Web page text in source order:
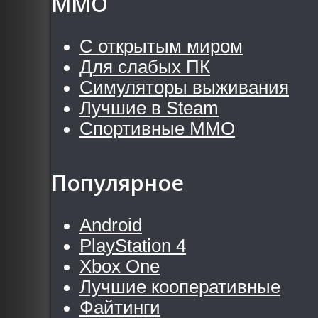
С открытым миром
Для слабых ПК
Симуляторы выживания
Лучшие в Steam
Спортивные MMO
Популярное
Android
PlayStation 4
Xbox One
Лучшие кооперативные
Файтинги